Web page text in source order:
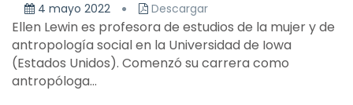
4 mayo 2022
Descargar
Ellen Lewin es profesora de estudios de la mujer y de
antropología social en la Universidad de Iowa
(Estados Unidos). Comenzó su carrera como
antropóloga...